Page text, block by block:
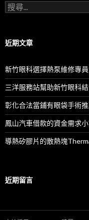
搜
尋
字:
近期文章
新竹眼科選擇熱泵維修專
三洋服務站幫助新竹眼科
彰化合法當鋪有眼袋手術
鳳山汽車借款的資金需求
導熱矽膠片的散熱塊
近期留言